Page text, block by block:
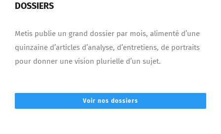
DOSSIERS
Metis publie un grand dossier par mois, alimenté d’une
quinzaine d’articles d’analyse, d’entretiens, de portraits
pour donner une vision plurielle d’un sujet.
Voir nos dossiers